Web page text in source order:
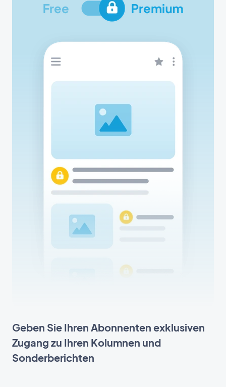
Geben Sie Ihren Abonnenten exklusiven
Zugang zu Ihren Kolumnen und
Sonderberichten